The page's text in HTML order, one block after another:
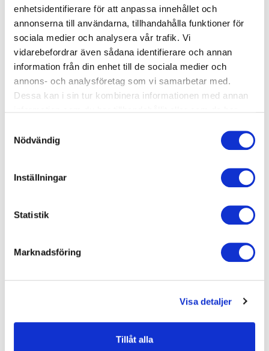
enhetsidentifierare för att anpassa innehållet och
annonserna till användarna, tillhandahålla funktioner för
sociala medier och analysera vår trafik. Vi
vidarebefordrar även sådana identifierare och annan
information från din enhet till de sociala medier och
annons- och analysföretag som vi samarbetar med.
Dessa kan i sin tur kombinera informationen med annan
Nödvändig
Inställningar
Statistik
Marknadsföring
Visa detaljer
Tillåt alla
Okänt
Crawl Nivå 2
Start: Onsdag 2026-08-19
Tid: 19:30-20:15
Simskola privatlektion 30 min
650 kr
arrow_forward_ios
Simskola privatlektion 30 min
Start: Onsdag 2026-08-19